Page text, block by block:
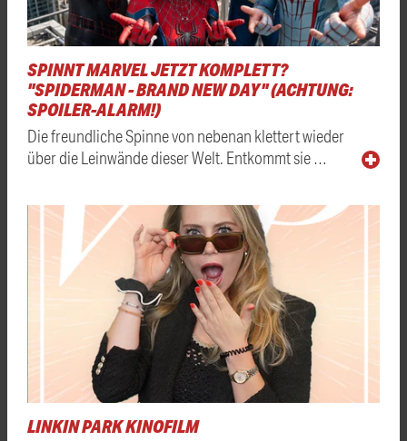
SPINNT MARVEL JETZT KOMPLETT?
"SPIDERMAN - BRAND NEW DAY" (ACHTUNG:
SPOILER-ALARM!)
Die freundliche Spinne von nebenan klettert wieder
über die Leinwände dieser Welt. Entkommt sie …
LINKIN PARK KINOFILM